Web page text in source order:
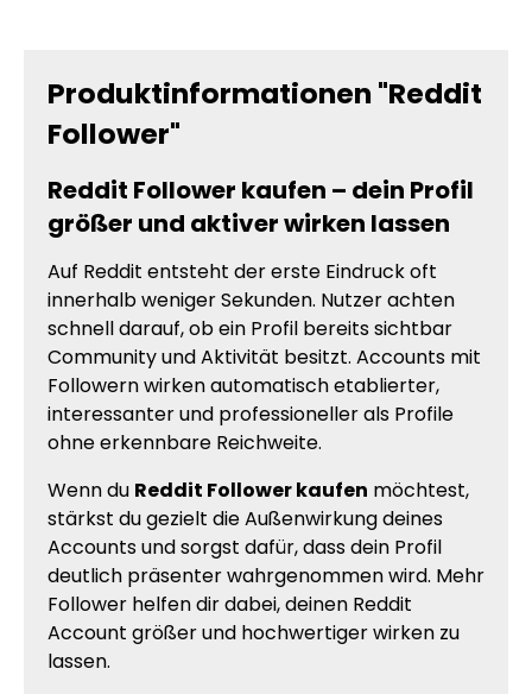
Produktinformationen "Reddit
Follower"
Reddit Follower kaufen – dein Profil
größer und aktiver wirken lassen
Auf Reddit entsteht der erste Eindruck oft
innerhalb weniger Sekunden. Nutzer achten
schnell darauf, ob ein Profil bereits sichtbar
Community und Aktivität besitzt. Accounts mit
Followern wirken automatisch etablierter,
interessanter und professioneller als Profile
ohne erkennbare Reichweite.
Wenn du Reddit Follower kaufen möchtest,
stärkst du gezielt die Außenwirkung deines
Accounts und sorgst dafür, dass dein Profil
deutlich präsenter wahrgenommen wird. Mehr
Follower helfen dir dabei, deinen Reddit
Account größer und hochwertiger wirken zu
lassen.